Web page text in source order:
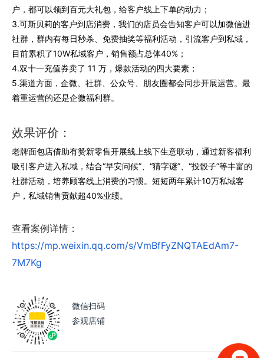
户，都可以领到百元大礼包，给客户线上下单的动力；
3.可斯贝莉的客户到店消费，我们的店员会告知客户可以加微信进
社群，群内有每日秒杀、免费抽奖等福利活动，引流客户到私域，
目前累积了10W私域客户，销售额占总体40%；
4.双十一充值券卖了 11 万，爆款活动的四大要素；
5.渠道方面，企微、社群、公众号、朋友圈都会同步开展运营。最
着重运营的还是企微福利群。
效果评价：
老牌面包店借助有赞新零售开展线上线下生意联动，通过新客福利
吸引客户进入私域，结合“早安问候”、“猜字谜”、“投骰子”等丰富的
社群活动，培养顾客线上消费的习惯。短短两年累计10万私域客
户，私域销售贡献超40%业绩。
查看案例详情：
https://mp.weixin.qq.com/s/VmBfFyZNQTAEdAm7-
7M7Kg
微信扫码
参观店铺